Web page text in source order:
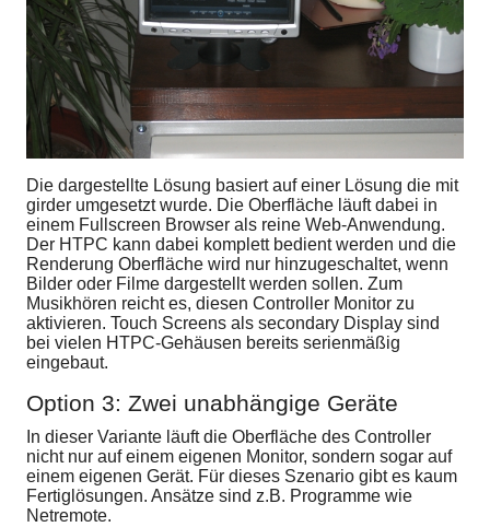
Die dargestellte Lösung basiert auf einer Lösung die mit
girder umgesetzt wurde. Die Oberfläche läuft dabei in
einem Fullscreen Browser als reine Web-Anwendung.
Der HTPC kann dabei komplett bedient werden und die
Renderung Oberfläche wird nur hinzugeschaltet, wenn
Bilder oder Filme dargestellt werden sollen. Zum
Musikhören reicht es, diesen Controller Monitor zu
aktivieren. Touch Screens als secondary Display sind
bei vielen HTPC-Gehäusen bereits serienmäßig
eingebaut.
Option 3: Zwei unabhängige Geräte
In dieser Variante läuft die Oberfläche des Controller
nicht nur auf einem eigenen Monitor, sondern sogar auf
einem eigenen Gerät. Für dieses Szenario gibt es kaum
Fertiglösungen. Ansätze sind z.B. Programme wie
Netremote.